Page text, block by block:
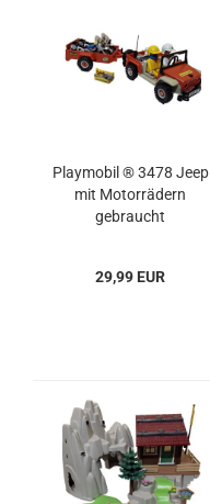
Playmobil ® 3478 Jeep
mit Motorrädern
gebraucht
29,99 EUR